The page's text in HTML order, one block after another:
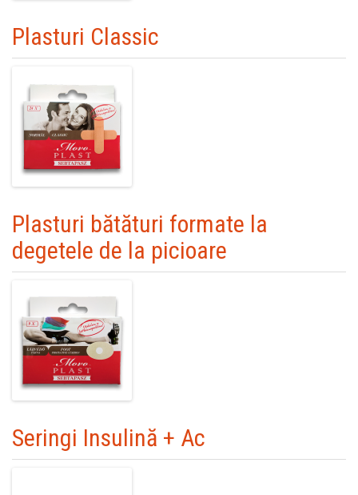
Plasturi Classic
Plasturi bătături formate la
degetele de la picioare
Seringi Insulină + Ac